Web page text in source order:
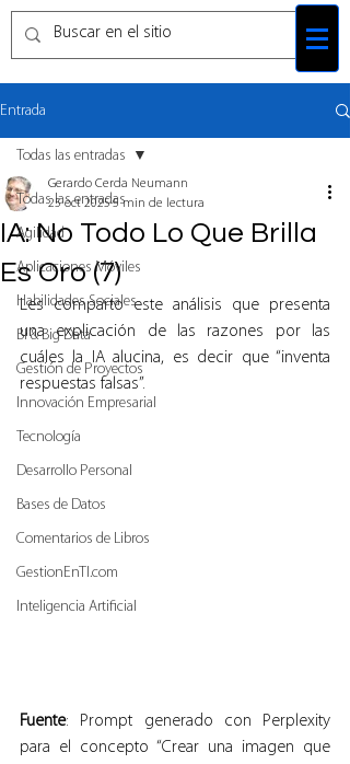
Entrada
Todas las entradas
Agilidad
Aplicaciones Móviles
Habilidades Sociales
BI & Big Data
Gestión de Proyectos
Innovación Empresarial
Tecnología
Desarrollo Personal
Bases de Datos
Comentarios de Libros
GestionEnTI.com
Inteligencia Artificial
Todas las entradas
IA: No Todo Lo Que Brilla
Es Oro (7)
Gerardo Cerda Neumann
25 oct 20255 min de lectura
Les comparto este análisis que presenta
una explicación de las razones por las
cuáles la IA alucina, es decir que “inventa
respuestas falsas”.
Fuente: Prompt generado con Perplexity
para el concepto “Crear una imagen que